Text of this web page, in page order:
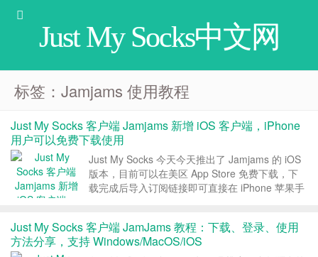
Just My Socks中文网
标签：Jamjams 使用教程
Just My Socks 客户端 Jamjams 新增 iOS 客户端，iPhone
用户可以免费下载使用
Just My Socks 今天今天推出了 Jamjams 的 iOS
版本，目前可以在美区 App Store 免费下载，下
载完成后导入订阅链接即可直接在 iPhone 苹果手
Just My Socks 客户端 JamJams 教程：下载、登录、使用
方法分享，支持 Windows/MacOS/iOS